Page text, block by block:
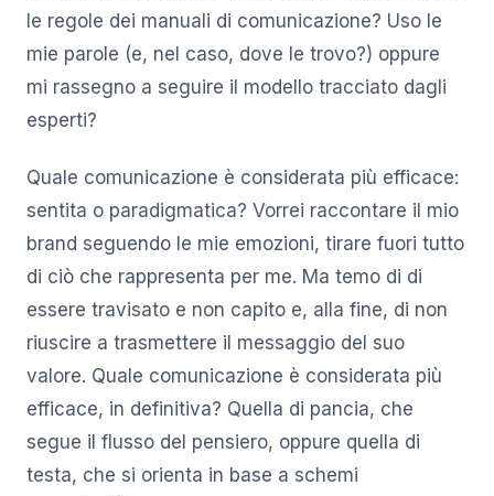
le regole dei manuali di comunicazione? Uso le
mie parole (e, nel caso, dove le trovo?) oppure
mi rassegno a seguire il modello tracciato dagli
esperti?
Quale comunicazione è considerata più efficace:
sentita o paradigmatica? Vorrei raccontare il mio
brand seguendo le mie emozioni, tirare fuori tutto
di ciò che rappresenta per me. Ma temo di di
essere travisato e non capito e, alla fine, di non
riuscire a trasmettere il messaggio del suo
valore. Quale comunicazione è considerata più
efficace, in definitiva? Quella di pancia, che
segue il flusso del pensiero, oppure quella di
testa, che si orienta in base a schemi